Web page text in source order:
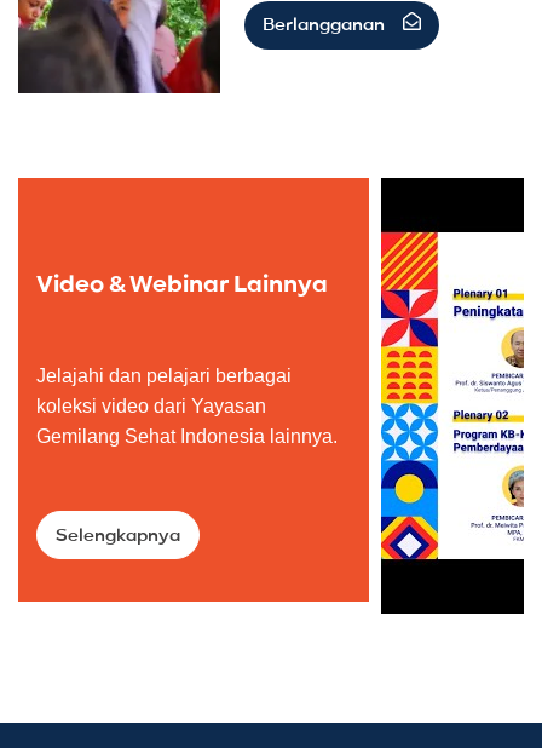
Berlangganan
Video & Webinar Lainnya
Jelajahi dan pelajari berbagai
koleksi video dari Yayasan
Gemilang Sehat Indonesia lainnya.
Selengkapnya